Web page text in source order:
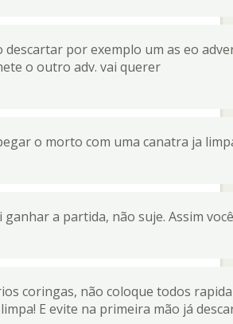
descartar por exemplo um as eo
o outro adv. vai querer
o morto com uma canatra ja
ganhar a partida, não suje. Assim
coringas, não coloque todos
E evite na primeira mão já